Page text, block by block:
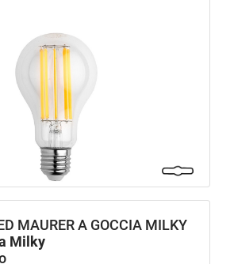
MAURER A GOCCIA MILKY
Milky